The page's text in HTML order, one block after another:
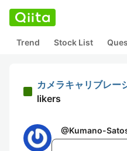
Trend Stock List
カメラキャリブレー
likers
@Kumano-